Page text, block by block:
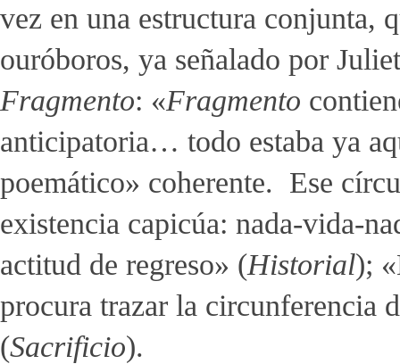
vez en una estructura conjunta,
ouróboros, ya señalado por
Fragmento: «Fragmento
anticipatoria… todo estaba ya
poemático» coherente. Ese
existencia capicúa: nada-vida-
actitud de regreso» (Historial);
procura trazar la circunferencia
(Sacrificio).